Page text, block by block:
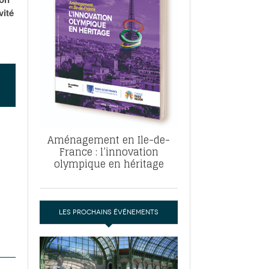
ABF, ZAC : F. Vauglin détaille sa
pour l’urbanisme parisien- 17
de la tech et de la finance
marché de la location de luxe-
Aménagement en Ile-de-
France : l’innovation
olympique en héritage
LES PROCHAINS ÉVÉNEMENTS